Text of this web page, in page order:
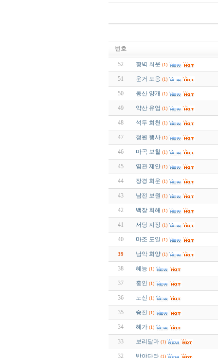
번호
52 황벽 희운 (1)
51 운거 도응 (1)
50 동산 양개 (1)
49 약산 유엄 (1)
48 석두 희천 (1)
47 청원 행사 (1)
46 마곡 보철 (1)
45 염관 제안 (1)
44 장경 회운 (1)
43 남전 보원 (1)
42 백장 회해 (1)
41 서당 지장 (1)
40 마조 도일 (1)
39 남악 회양 (1)
38 혜능 (1)
37 홍인 (1)
36 도신 (1)
35 승찬 (1)
34 혜가 (1)
33 보리달마 (1)
32 반야다라 (1)